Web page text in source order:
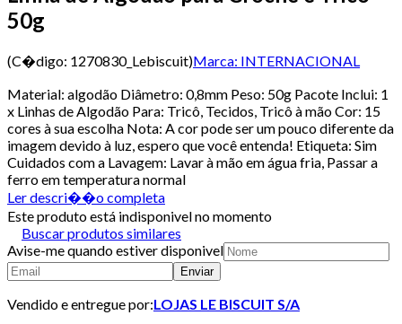
50g
(C�digo: 1270830_Lebiscuit)Marca: INTERNACIONAL
Material: algodão Diâmetro: 0,8mm Peso: 50g Pacote Inclui: 1
x Linhas de Algodão Para: Tricô, Tecidos, Tricô à mão Cor: 15
cores à sua escolha Nota: A cor pode ser um pouco diferente da
imagem devido à luz, espero que você entenda! Etiqueta: Sim
Cuidados com a Lavagem: Lavar à mão em água fria, Passar a
ferro em temperatura normal
Ler descri��o completa
Este produto está indisponivel no momento
Buscar produtos similares
Avise-me quando estiver disponivel
Enviar
Vendido e entregue por:LOJAS LE BISCUIT S/A